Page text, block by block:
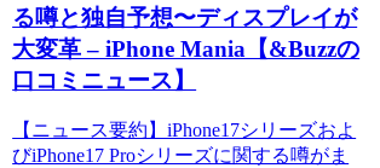
る噂と独自予想〜ディスプレイが
大変革 – iPhone Mania【&Buzzの
口コミニュース】
【ニュース要約】iPhone17シリーズおよ
びiPhone17 Proシリーズに関する噂がま